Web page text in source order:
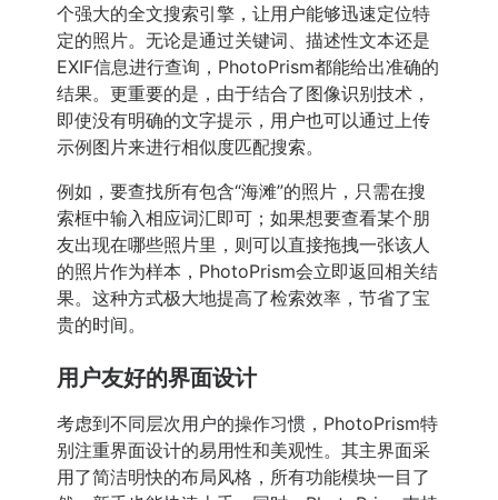
个强大的全文搜索引擎，让用户能够迅速定位特
定的照片。无论是通过关键词、描述性文本还是
EXIF信息进行查询，PhotoPrism都能给出准确的
结果。更重要的是，由于结合了图像识别技术，
即使没有明确的文字提示，用户也可以通过上传
示例图片来进行相似度匹配搜索。
例如，要查找所有包含“海滩”的照片，只需在搜
索框中输入相应词汇即可；如果想要查看某个朋
友出现在哪些照片里，则可以直接拖拽一张该人
的照片作为样本，PhotoPrism会立即返回相关结
果。这种方式极大地提高了检索效率，节省了宝
贵的时间。
用户友好的界面设计
考虑到不同层次用户的操作习惯，PhotoPrism特
别注重界面设计的易用性和美观性。其主界面采
用了简洁明快的布局风格，所有功能模块一目了